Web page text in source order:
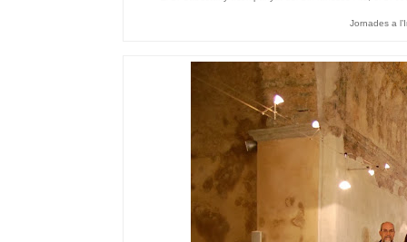
Jornades a